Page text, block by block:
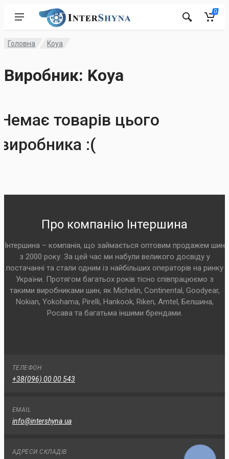
0
Головна Koya
Виробник: Koya
Немає товарів цього
виробника :(
Про компанію Інтершина
Інтершина – компанія, що займається оптовим продажем шин
з 2000 року. За цей час ми набули великого досвіду у
постачанні та стали одним із найбільших операторів на ринку
України. Протягом багатьох років тісно співпрацюємо з
такими виробниками шин, як Michelin, Continental, Goodyear,
Nokian, Yokohama, Pirelli, Hankook, Riken, Amtel, Белшина,
Росава та багатьма іншими брендами.
ТЕЛЕФОН
+38(096) 00 00 543
EMAIL
info@intershyna.ua
АДРЕСИ СКЛАДІВ